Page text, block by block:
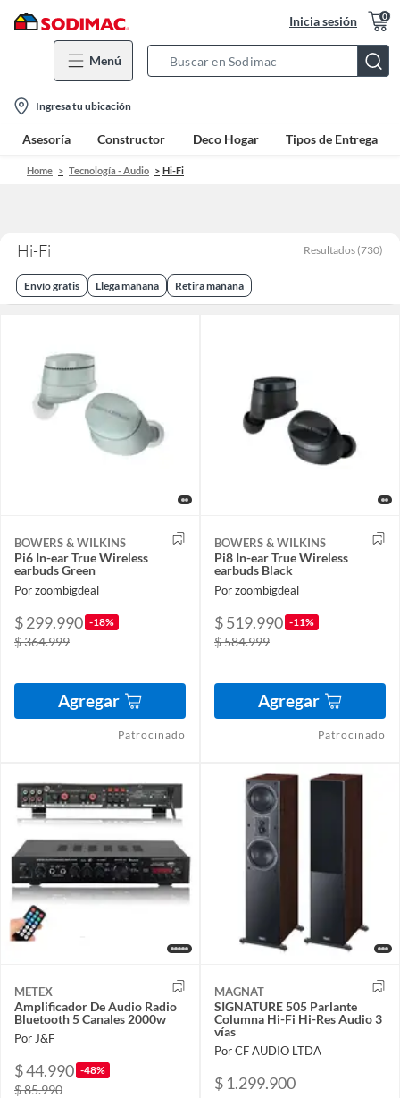
Inicia sesión 0
Menú
Bar
location-
icon
Ingresa tu ubicación
Asesoría Constructor Deco Hogar Tipos de Entrega
Home Tecnología - Audio Hi-Fi
Hi-Fi Resultados (730)
Envío gratis Llega mañana Retira mañana
BOWERS & WILKINS
Pi6 In-ear True Wireless
earbuds Green
Por zoombigdeal
$ 299.990 -18%
$ 364.999
Agregar
Patrocinado
BOWERS & WILKINS
Pi8 In-ear True Wireless
earbuds Black
Por zoombigdeal
$ 519.990 -11%
$ 584.999
Agregar
Patrocinado
METEX
Amplificador De Audio Radio
Bluetooth 5 Canales 2000w
Por J&F
$ 44.990 -48%
$ 85.990
MAGNAT
SIGNATURE 505 Parlante
Columna Hi-Fi Hi-Res Audio 3
vías
Por CF AUDIO LTDA
$ 1.299.900